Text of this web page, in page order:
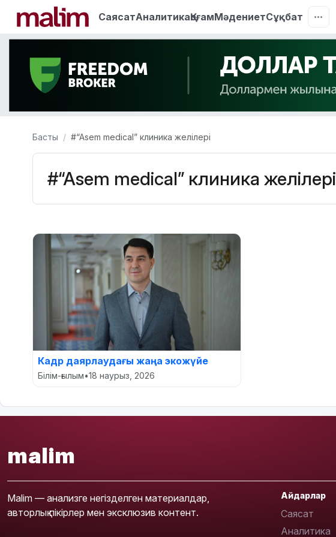
СаясатАналитикаҚоғамМәдениетСұқбат
Басты #“Asem medical” клиника желілері
#“Asem medical” клиника желілері
Кадр даярлаудағы жаңа экожүйе
Білім-ғылым•18 наурыз, 2026
malim
Malim — анализге негізделген материалдар,
авторлық пікірлер мен эксклюзив контент.
Айдарлар
Саясат
Аналитика